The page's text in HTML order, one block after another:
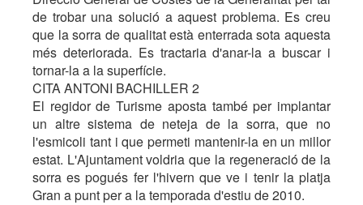
de trobar una solució a aquest problema. Es creu
que la sorra de qualitat està enterrada sota aquesta
més deteriorada. Es tractaria d'anar-la a buscar i
tornar-la a la superfície.
CITA ANTONI BACHILLER 2
El regidor de Turisme aposta també per implantar
un altre sistema de neteja de la sorra, que no
l'esmicoli tant i que permeti mantenir-la en un millor
estat. L'Ajuntament voldria que la regeneració de la
sorra es pogués fer l'hivern que ve i tenir la platja
Gran a punt per a la temporada d'estiu de 2010.